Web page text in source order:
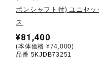
ボンシャフト付) ユニセッ
ス
¥81,400
(本体価格 ¥74,000)
品番 5KJDB73251